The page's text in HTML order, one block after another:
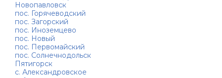
Новопавловск
пос. Горячеводский
пос. Загорский
пос. Иноземцево
пос. Новый
пос. Первомайский
пос. Солнечнодольск
Пятигорск
с. Александровское